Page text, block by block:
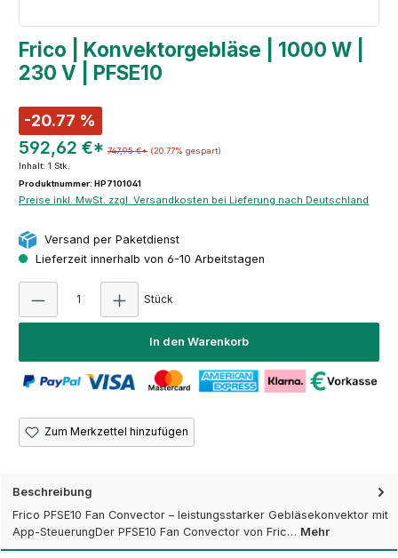
Frico | Konvektorgebläse | 1000 W |
230 V | PFSE10
-20.77 %
592,62 €* 747,95 €* (20.77% gespart)
Inhalt: 1 Stk.
Produktnummer: HP7101041
Preise inkl. MwSt. zzgl. Versandkosten bei Lieferung nach Deutschland
Versand per Paketdienst
Lieferzeit innerhalb von 6-10 Arbeitstagen
Stück
In den Warenkorb
Zum Merkzettel hinzufügen
Beschreibung
Frico PFSE10 Fan Convector – leistungsstarker Gebläsekonvektor mit
App-SteuerungDer PFSE10 Fan Convector von Fric… Mehr